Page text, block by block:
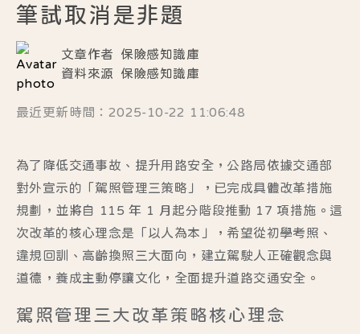
筆試取消是非題
文章作者
保險感知識庫
資料來源
保險感知識庫
最近更新時間：2025-10-22 11:06:48
為了降低交通事故、提升用路安全，公路局依據交通部
對外宣示的「駕照管理三策略」，已完成具體改革措施
規劃，並將自
115 年 1 月起分階段推動 17 項措施 。這
次改革的核心理念是「以人為本」，希望從初學考照、
違規回訓、高齡換照 三大面向，建立駕駛人正確觀念與
道德，養成主動停讓文化，全面提升道路交通安全。
駕照管理三大改革策略核心理念